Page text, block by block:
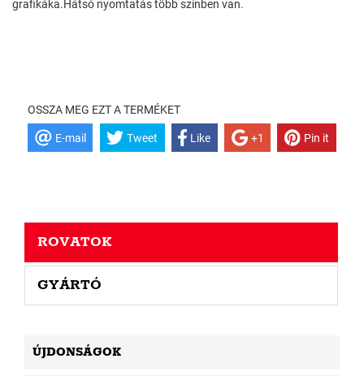
grafikáka.Hátsó nyomtatás több színben van.
OSSZA MEG EZT A TERMÉKET
E-mail Tweet Like +1 Pin it
ROVATOK
GYÁRTÓ
ÚJDONSÁGOK